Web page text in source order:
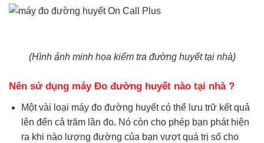
(Hình ảnh minh họa kiểm tra đường huyết tại nhà)
Nên sử dụng máy Đo đường huyết nào tại nhà ?
Một vài loại máy đo đường huyết có thể lưu trữ kết quả
lên đến cả trăm lần đo. Nó còn cho phép bạn phát hiện
ra khi nào lượng đường của bạn vượt quá trị số cho